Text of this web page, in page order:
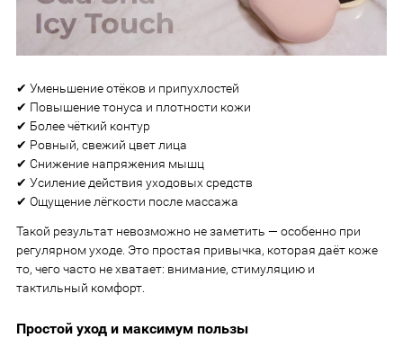
✔ Уменьшение отёков и припухлостей
✔ Повышение тонуса и плотности кожи
✔ Более чёткий контур
✔ Ровный, свежий цвет лица
✔ Снижение напряжения мышц
✔ Усиление действия уходовых средств
✔ Ощущение лёгкости после массажа
Такой результат невозможно не заметить — особенно при
регулярном уходе. Это простая привычка, которая даёт коже
то, чего часто не хватает: внимание, стимуляцию и
тактильный комфорт.
Простой уход и максимум пользы